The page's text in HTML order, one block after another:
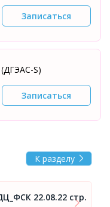
Записаться
S)
Записаться
К разделу
22.08.22 стр.